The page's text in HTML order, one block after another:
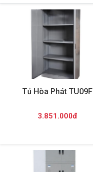
Tủ Hòa Phát TU09F
3.851.000đ